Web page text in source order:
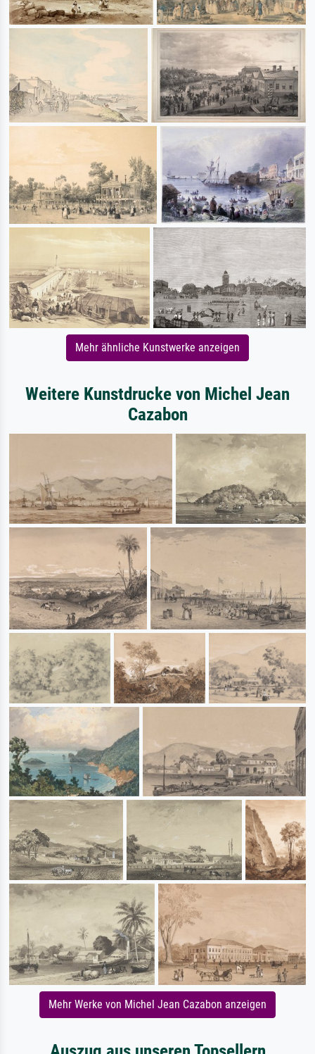
Mehr ähnliche Kunstwerke anzeigen
Weitere Kunstdrucke von Michel Jean
Cazabon
Mehr Werke von Michel Jean Cazabon anzeigen